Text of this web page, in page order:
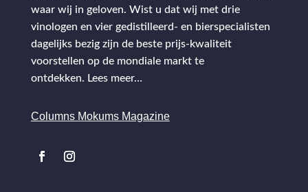
waar wij in geloven. Wist u dat wij met drie
vinologen en vier gedistilleerd- en bierspecialisten
dagelijks bezig zijn de beste prijs-kwaliteit
voorstellen op de mondiale markt te
ontdekken. Lees meer…
Columns Mokums Magazine